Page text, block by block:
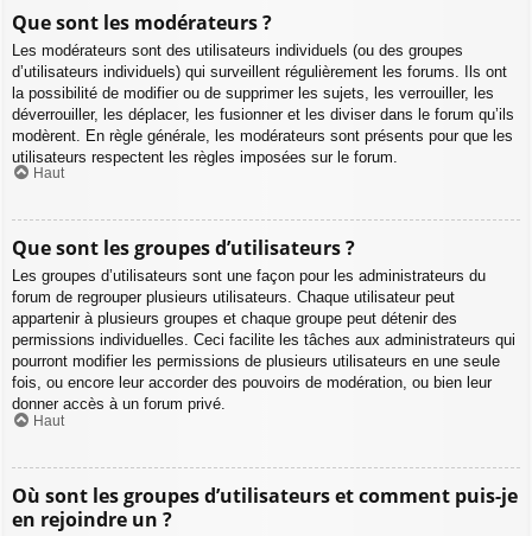
Que sont les modérateurs ?
Les modérateurs sont des utilisateurs individuels (ou des groupes
d’utilisateurs individuels) qui surveillent régulièrement les forums. Ils ont
la possibilité de modifier ou de supprimer les sujets, les verrouiller, les
déverrouiller, les déplacer, les fusionner et les diviser dans le forum qu’ils
modèrent. En règle générale, les modérateurs sont présents pour que les
utilisateurs respectent les règles imposées sur le forum.
Haut
Que sont les groupes d’utilisateurs ?
Les groupes d’utilisateurs sont une façon pour les administrateurs du
forum de regrouper plusieurs utilisateurs. Chaque utilisateur peut
appartenir à plusieurs groupes et chaque groupe peut détenir des
permissions individuelles. Ceci facilite les tâches aux administrateurs qui
pourront modifier les permissions de plusieurs utilisateurs en une seule
fois, ou encore leur accorder des pouvoirs de modération, ou bien leur
donner accès à un forum privé.
Haut
Où sont les groupes d’utilisateurs et comment puis-je
en rejoindre un ?